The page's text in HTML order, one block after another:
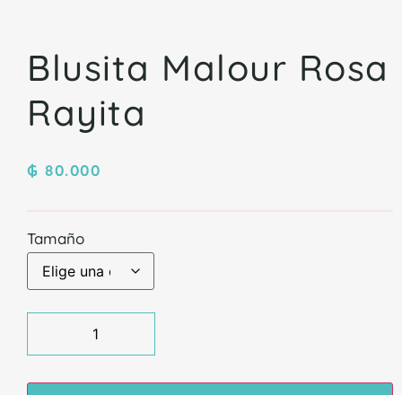
Blusita Malour Rosa
Rayita
₲ 80.000
Tamaño